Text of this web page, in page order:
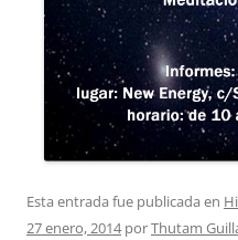
Esta entrada fue publicada en
27 enero, 2014porThutam